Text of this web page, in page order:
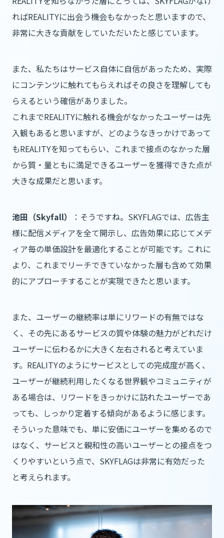
ればREALITYに出会う機会もなかったと思いますので、
非常に大きな貢献をしていただいたと感じています。
また、私たちはサービス自体に自信があったため、実際
にコンテンツに触れてもらえればその良さを理解しても
らえるという確信がありました。
これまでREALITYに触れる機会がなかったユーザーは先
入観もあると思いますが、どのようなきっかけであって
もREALITYを知ってもらい、これまで接点のなかった層
から質・量ともに満足できるユーザーを獲得できた点が
大きな成果だと思います。
池田（Skyfall）
：そうですね。SKYFLAGでは、広告主
様に配信メディアを全て開示し、広告効果に応じてメデ
ィア毎の単価設計を最適化することが可能です。これに
より、これまでリーチできていなかった層も含めて効果
的にアプローチすることが実現できたと思います。
また、ユーザーの継続率は単にリワードの有無ではな
く、その先にあるサービスの質や体験の魅力がどれだけ
ユーザーに伝わるかに大きく左右されると考えていま
す。REALITYのようにサービスとしての完成度が高く、
ユーザーが継続利用したくなる世界観やコミュニティが
ある場合は、リワードをきっかけに訪れたユーザーであ
っても、しっかり定着する傾向があるように感じます。
そういった意味でも、単に安価にユーザーを集めるので
はなく、サービスと親和性の高いユーザーとの接点をつ
くりやすいという点で、SKYFLAGは非常に有効だった
と考えられます。